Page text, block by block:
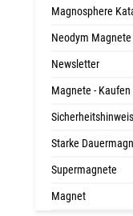
Magnosphere
Neodym Magnete
Newsletter
Magnete - Kaufen
Starke
Supermagnete
Magnet